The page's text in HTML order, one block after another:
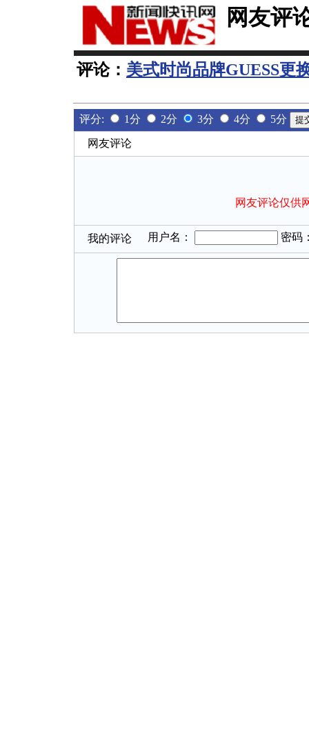
网友评
评论： 美式时尚品牌GUESS更
评分: 1分 2分 3分 4分 5分
网友评论
网友评论仅供
我的评论 用户名： 密码